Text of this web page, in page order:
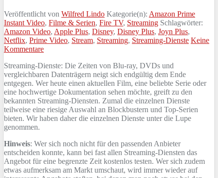
Veröffentlicht von Wilfred Lindo Kategorie(n): Amazon Prime
Instant Video, Filme & Serien, Fire TV, Streaming Schlagwörter:
Amazon Video, Apple Plus, Disney, Disney Plus, Joyn Plus,
Netflix, Prime Video, Stream, Streaming, Streaming-Dienste Keine
Kommentare
Streaming-Dienste: Die Zeiten von Blu-ray, DVDs und
vergleichbaren Datenträgern neigt sich endgültig dem Ende
entgegen. Wer heute einen aktuellen Film, eine beliebte Serie oder
eine hochwertige Dokumentation sehen möchte, greift zu den
bekannten Streaming-Diensten. Zumal die einzelnen Dienste
teilweise eine riesige Auswahl an Blockbustern und Top-Serien
bieten. Wir haben daher die einzelnen Dienste unter die Lupe
genommen.
Hinweis: Wer sich noch nicht für den passenden Anbieter
entscheiden konnte, kann bei fast allen Streaming-Diensten das
Angebot für eine begrenzte Zeit kostenlos testen. Wer sich zudem
etwas aufmerksam am Markt umschaut, wird immer wieder auf